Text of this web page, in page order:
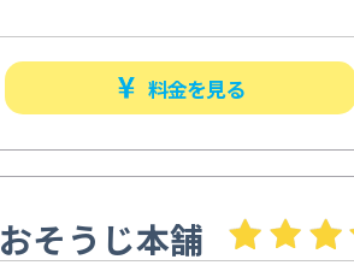
料金を見る
おそうじ本舗